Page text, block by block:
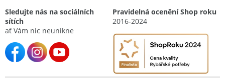
Sledujte nás na sociálních
sítích
ať Vám nic neunikne
Pravidelná ocenění Shop roku
2016-2024